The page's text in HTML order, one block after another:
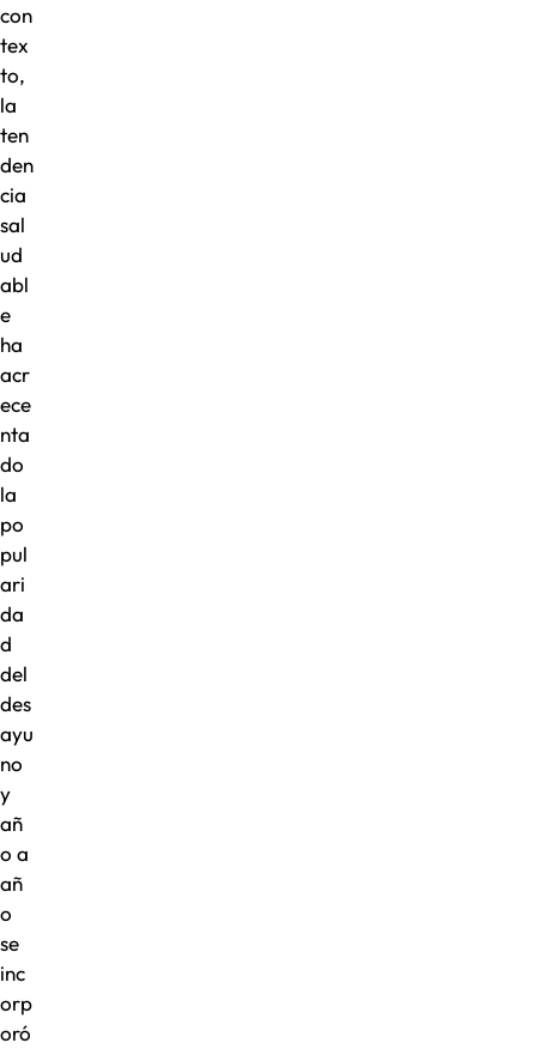
con
tex
to,
la
ten
den
cia
sal
ud
abl
e
ha
acr
ece
nta
do
la
po
pul
ari
da
d
del
des
ayu
no
y
añ
o a
añ
o
se
inc
orp
oró